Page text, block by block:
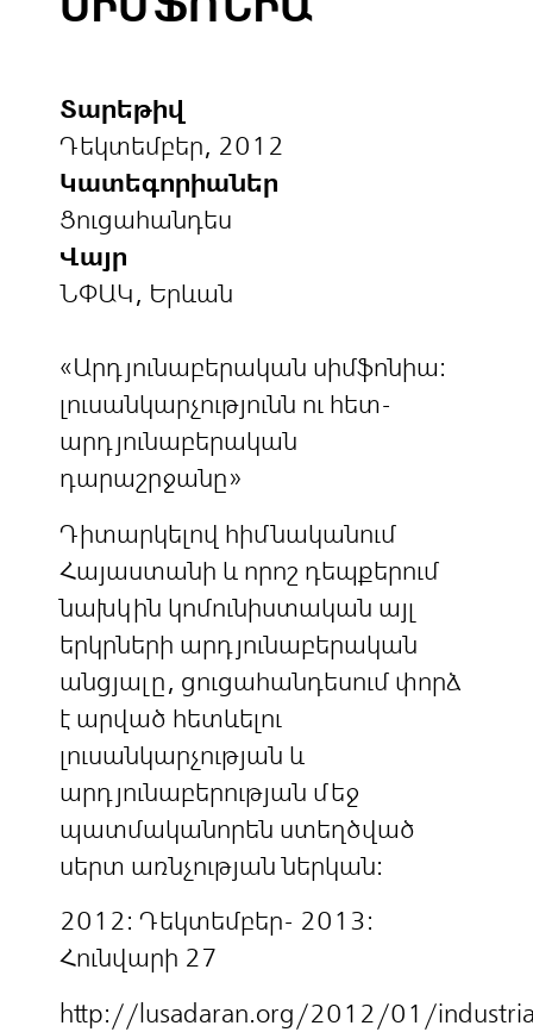
Տարեթիվ
Դեկտեմբեր, 2012
Կատեգորիաներ
Ցուցահանդես
Վայր
ՆՓԱԿ, Երևան
«Արդյունաբերական սիմֆոնիա։
լուսանկարչությունն ու հետ-
արդյունաբերական
դարաշրջանը»
Դիտարկելով հիմնականում
Հայաստանի և որոշ դեպքերում
նախկին կոմունիստական այլ
երկրների արդյունաբերական
անցյալը, ցուցահանդեսում փորձ
է արված հետևելու
լուսանկարչության և
արդյունաբերության մեջ
պատմականորեն ստեղծված
սերտ առնչության ներկան:
2012: Դեկտեմբեր- 2013:
Հունվարի 27
http://lusadaran.org/2012/01/